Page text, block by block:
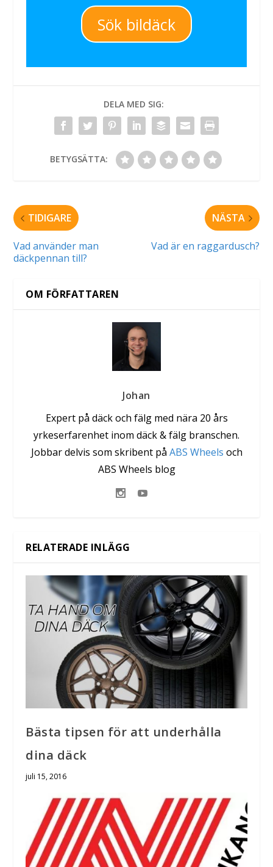
Sök bildäck
DELA MED SIG:
BETYGSÄTTA:
TIDIGARE
Vad använder man
däckpennan till?
NÄSTA
Vad är en raggardusch?
OM FÖRFATTAREN
Johan
Expert på däck och fälg med nära 20 års
yrkeserfarenhet inom däck & fälg branschen.
Jobbar delvis som skribent på ABS Wheels och
ABS Wheels blog
RELATERADE INLÄGG
Bästa tipsen för att underhålla
dina däck
juli 15, 2016